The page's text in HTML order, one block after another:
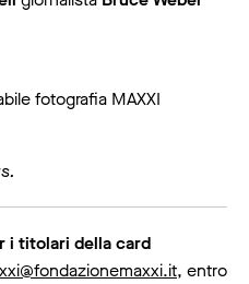
fotografia MAXXI
i titolari della card
, entro